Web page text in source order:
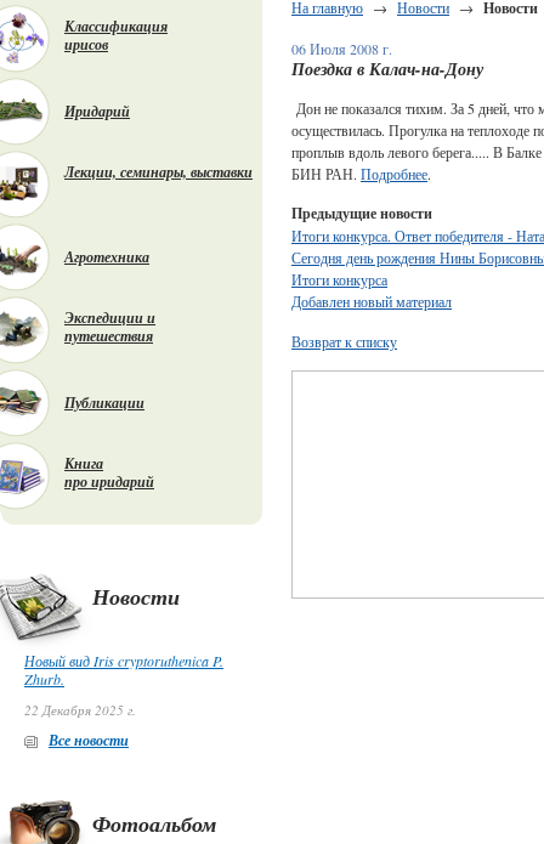
Классификация
ирисов
Иридарий
Лекции, семинары, выставки
Агротехника
Экспедиции и
путешествия
Публикации
Книга
про иридарий
Новости
Новый вид Iris cryptoruthenica P.
Zhurb.
22 Декабря 2025 г.
Все новости
Фотоальбом
На главную → Новости → Новости
06 Июля 2008 г.
Поездка в Калач-на-Дону
Дон не показался тихим. За 5 дней,
осуществилась. Прогулка на
проплыв вдоль левого берега..... В
БИН РАН. Подробнее.
Предыдущие новости
Итоги конкурса. Ответ победителя -
Сегодня день рождения Нины
Итоги конкурса
Добавлен новый материал
Возврат к списку